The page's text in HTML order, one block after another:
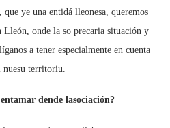
ye una entidá lleonesa, queremos
onde la so precaria situación y
a tener especialmente en cuenta
nuesu territoriu.
dende lasociación?